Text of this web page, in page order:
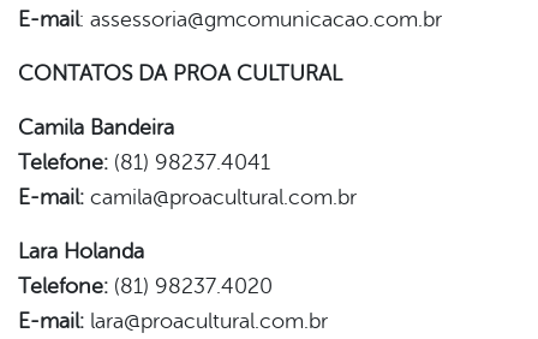
E-mail: assessoria@gmcomunicacao.com.br
CONTATOS DA PROA CULTURAL
Camila Bandeira
Telefone: (81) 98237.4041
E-mail: camila@proacultural.com.br
Lara Holanda
Telefone: (81) 98237.4020
E-mail: lara@proacultural.com.br